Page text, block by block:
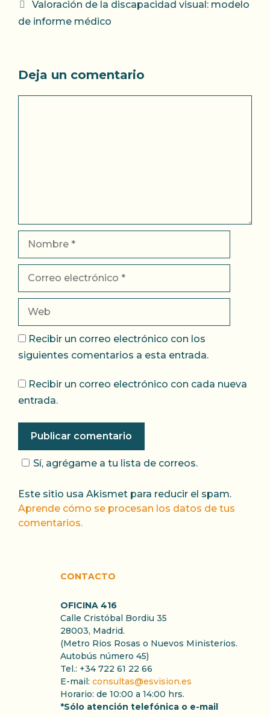
Valoración de la discapacidad visual: modelo
de informe médico
Deja un comentario
electrónico
Recibir un correo electrónico con los
siguientes comentarios a esta entrada.
Recibir un correo electrónico con cada nueva
entrada.
Sí, agrégame a tu lista de correos.
Este sitio usa Akismet para reducir el spam.
Aprende cómo se procesan los datos de tus
comentarios.
CONTACTO
OFICINA 416
Calle Cristóbal Bordiu 35
28003, Madrid.
(Metro Rios Rosas o Nuevos Ministerios.
Autobús número 45)
Tel.: +34 722 61 22 66
E-mail: consultas@esvision.es
Horario: de 10:00 a 14:00 hrs.
*Sólo atención telefónica o e-mail